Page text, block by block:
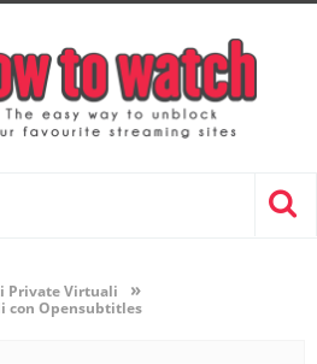
Private Virtuali »
con Opensubtitles